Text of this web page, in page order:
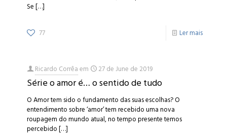
Se[…]
77 Ler mais
Ricardo Corrêaem 27 de June de 2019
Série o amor é… o sentido de tudo
O Amor tem sido o fundamento das suas escolhas? O
entendimento sobre ‘amor’ tem recebido uma nova
roupagem do mundo atual, no tempo presente temos
percebido[…]